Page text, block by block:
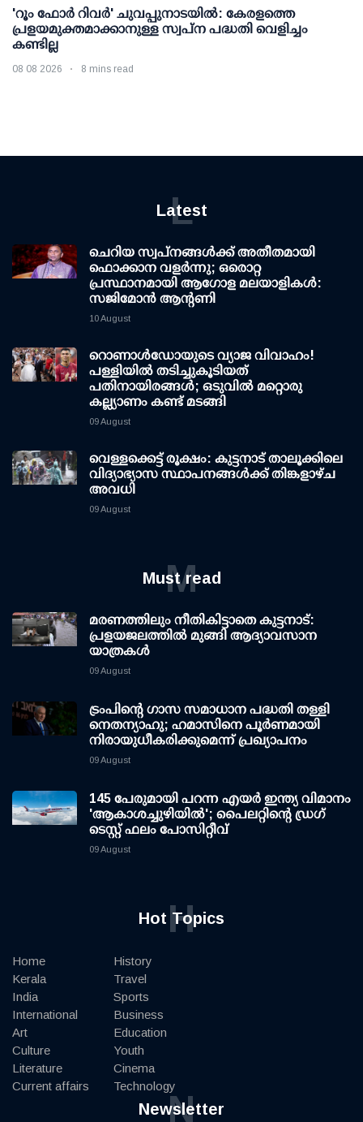
'റൂം ഫോര്‍ റിവര്‍' ചുവപ്പുനാടയില്‍: കേരളത്തെ
പ്രളയമുക്തമാക്കാനുള്ള സ്വപ്ന പദ്ധതി വെളിച്ചം
കണ്ടില്ല
08 08 2026 8 mins read
Latest
L
ചെറിയ സ്വപ്നങ്ങൾക്ക് അതീതമായി
ഫൊക്കാന വളർന്നു; ഒരൊറ്റ
പ്രസ്ഥാനമായി ആഗോള മലയാളികൾ:
സജിമോൻ ആന്റണി
10 August
റൊണാള്‍ഡോയുടെ വ്യാജ വിവാഹം!
പള്ളിയില്‍ തടിച്ചുകൂടിയത്
പതിനായിരങ്ങള്‍; ഒടുവില്‍ മറ്റൊരു
കല്ല്യാണം കണ്ട് മടങ്ങി
09 August
വെള്ളക്കെട്ട് രൂക്ഷം: കുട്ടനാട് താലൂക്കിലെ
വിദ്യാഭ്യാസ സ്ഥാപനങ്ങള്‍ക്ക് തിങ്കളാഴ്ച
അവധി
09 August
Must read
M
മരണത്തിലും നീതികിട്ടാതെ കുട്ടനാട്:
പ്രളയജലത്തില്‍ മുങ്ങി ആദ്യാവസാന
യാത്രകള്‍
09 August
ട്രംപിന്റെ ഗാസ സമാധാന പദ്ധതി തള്ളി
നെതന്യാഹു; ഹമാസിനെ പൂര്‍ണമായി
നിരായുധീകരിക്കുമെന്ന് പ്രഖ്യാപനം
09 August
145 പേരുമായി പറന്ന എയര്‍ ഇന്ത്യ വിമാനം
'ആകാശച്ചുഴിയില്‍'; പൈലറ്റിന്റെ ഡ്രഗ്
ടെസ്റ്റ് ഫലം പോസിറ്റീവ്
09 August
Hot Topics
H
Home
Kerala
India
International
Art
Culture
Literature
Current affairs
History
Travel
Sports
Business
Education
Youth
Cinema
Technology
Newsletter
N